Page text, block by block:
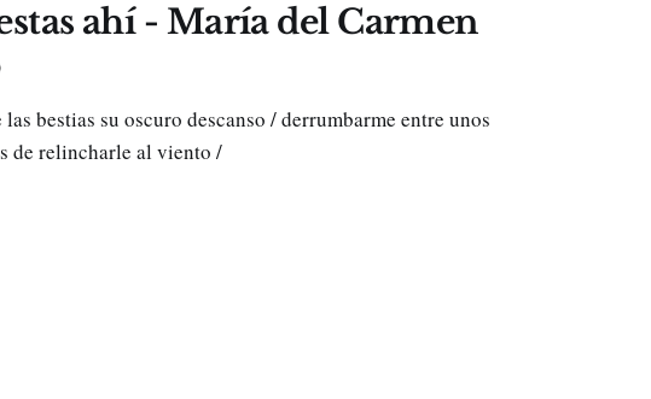
ahí - María del Carmen
bestias su oscuro descanso / derrumbarme entre unos
de relincharle al viento /